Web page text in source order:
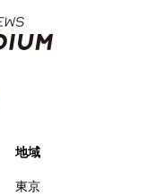
地域
東京